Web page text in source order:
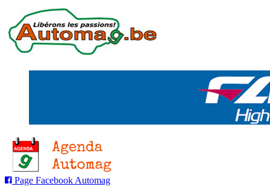
Page Facebook Automag